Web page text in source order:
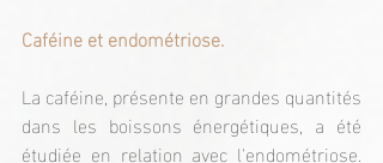
Caféine et endométriose.
La caféine, présente en grandes quantités
dans les boissons énergétiques, a été